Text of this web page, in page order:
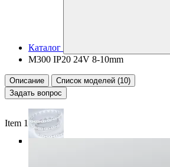
Каталог
M300 IP20 24V 8-10mm
Описание
Список моделей (10)
Задать вопрос
Item 1 of 4